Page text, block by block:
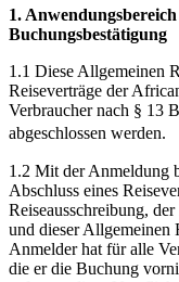
1.
Buchungsbestätigung
1.1 Diese Allgemeinen
Reiseverträge der
Verbraucher nach § 13
abgeschlossen werden.
1.2 Mit der Anmeldung
Abschluss eines
Reiseausschreibung,
und dieser Allgemeinen
Anmelder hat für alle
die er die Buchung